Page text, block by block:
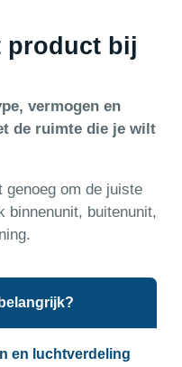
product bij
vermogen en
de ruimte die je wilt
genoeg om de juiste
binnenunit, buitenunit,
en luchtverdeling